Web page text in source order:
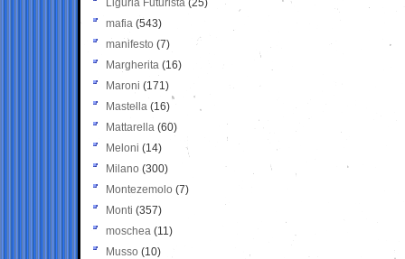
Liguria Futurista (25)
mafia (543)
manifesto (7)
Margherita (16)
Maroni (171)
Mastella (16)
Mattarella (60)
Meloni (14)
Milano (300)
Montezemolo (7)
Monti (357)
moschea (11)
Musso (10)